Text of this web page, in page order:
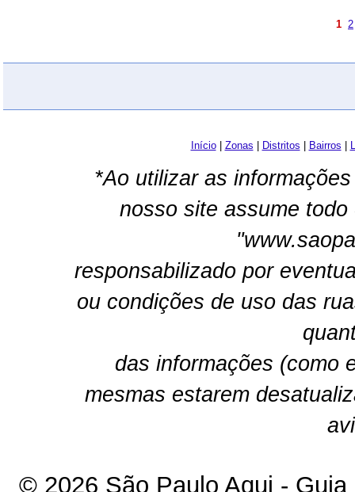
1 2
Início| Zonas Distritos Bairros
*Ao utilizar as
nosso site assume
responsabilizado por
ou condições de uso das
das informações (como
mesmas estarem
© 2026 São Paulo Aqui -